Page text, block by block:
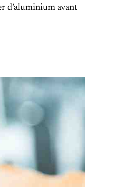
d’aluminium avant